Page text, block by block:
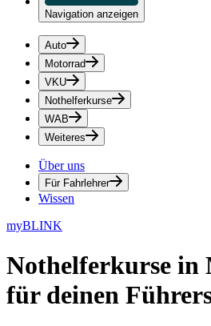
Navigation anzeigen
Auto
Motorrad
VKU
Nothelferkurse
WAB
Weiteres
Über uns
Für Fahrlehrer
Wissen
myBLINK
Nothelferkurse in
für deinen